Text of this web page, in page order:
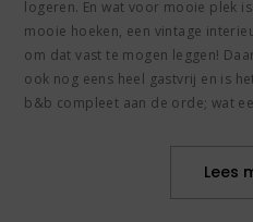
logeren. En wat voor mooie plek
mooie hoeken, een vintage
om dat vast te mogen leggen!
ook nog eens heel gastvrij en is
b&b compleet aan de orde; wat
Lees